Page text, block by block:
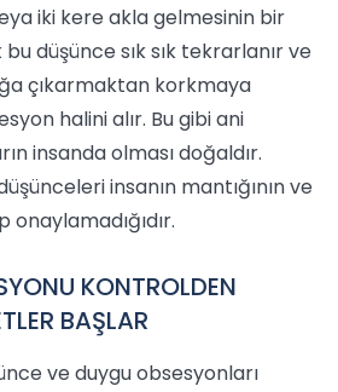
iki kere akla gelmesinin bir
düşünce sık sık tekrarlanır ve
çıkarmaktan korkmaya
halini alır. Bu gibi ani
insanda olması doğaldır.
insanın mantığının ve
onaylamadığıdır.
KONTROLDEN
BAŞLAR
ve duygu obsesyonları